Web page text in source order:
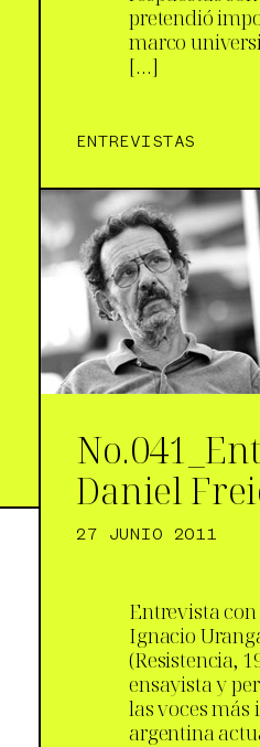
pretendió
marco
[…]
ENTREVISTAS
Daniel
27 JUNIO 2011
Entrevista
Ignacio
(Resistencia,
ensayista y
las voces más
argentina